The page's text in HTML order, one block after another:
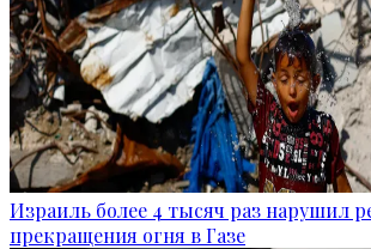
Израиль более 4 тысяч раз нарушил
прекращения огня в Газе